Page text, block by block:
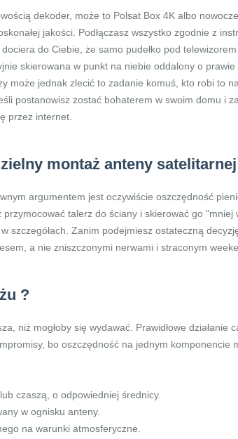
dekoder, może to Polsat Box 4K albo
jakości. Podłączasz wszystko zgodnie z
do Ciebie, że samo pudełko pod
skierowana w punkt na niebie oddalony o
może jednak zlecić to zadanie komuś, kto robi to
postanowisz zostać bohaterem w swoim domu i
przez internet.
montaż anteny satelitarnej
argumentem jest oczywiście oszczędność
talerz do ściany i skierować go "mniej
szczegółach. Zanim podejmiesz ostateczną
a nie zniszczonymi nerwami i straconym
?
niż mogłoby się wydawać. Prawidłowe działanie
bo oszczędność na jednym komponencie
czaszą, o odpowiedniej średnicy.
w ognisku anteny.
na warunki atmosferyczne.